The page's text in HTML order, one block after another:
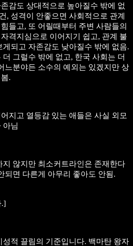
감도 상대적으로 높아질수 밖에 없
, 성격이 안좋으면 사회적으로 관계
들고, 또 어릴때부터 주변 사람들의
격지심으로 이어지기 쉽고, 관계 불
게되고 자존감도 낮아질수 밖에 없음.
그럴수 밖에 없고, 한국 사회는 더
느분야든 소수의 예외는 있겠지만 상
.
지고 열등감 있는 애들은 사실 외모
아님
지 않지만 최소커트라인은 존재한다
되면 다른게 아무리 좋아도 안됨.
.]
성적 끌림의 기준입니다. 백마탄 왕자